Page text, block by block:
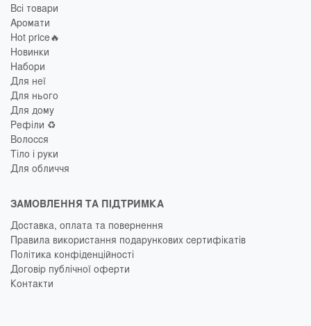
Всі товари
Аромати
Hot price🔥
Новинки
Набори
Для неї
Для нього
Для дому
Рефіли ♻️
Волосся
Тіло і руки
Для обличчя
ЗАМОВЛЕННЯ ТА ПІДТРИМКА
Доставка, оплата та повернення
Правила використання подарункових сертифікатів
Політика конфіденційності
Договір публічної оферти
Контакти